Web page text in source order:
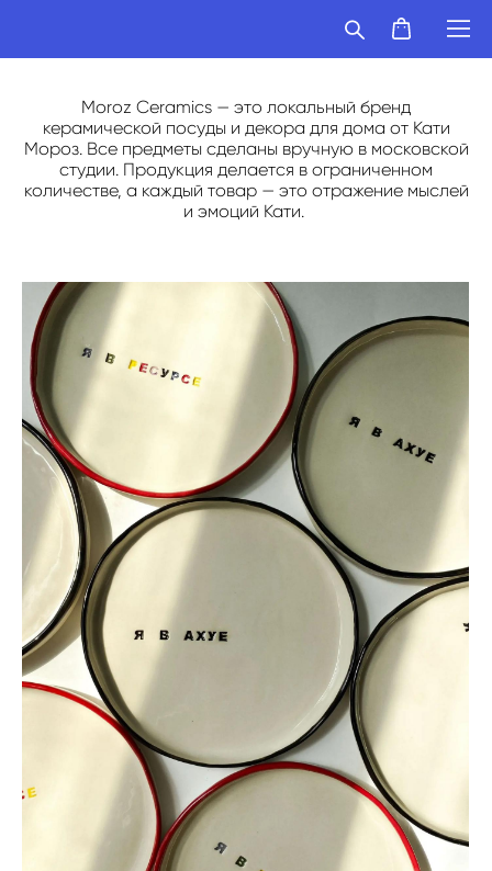
Moroz Ceramics — это локальный бренд
керамической посуды и декора для дома от Кати
Мороз. Все предметы сделаны вручную в московской
студии. Продукция делается в ограниченном
количестве, а каждый товар — это отражение мыслей
и эмоций Кати.